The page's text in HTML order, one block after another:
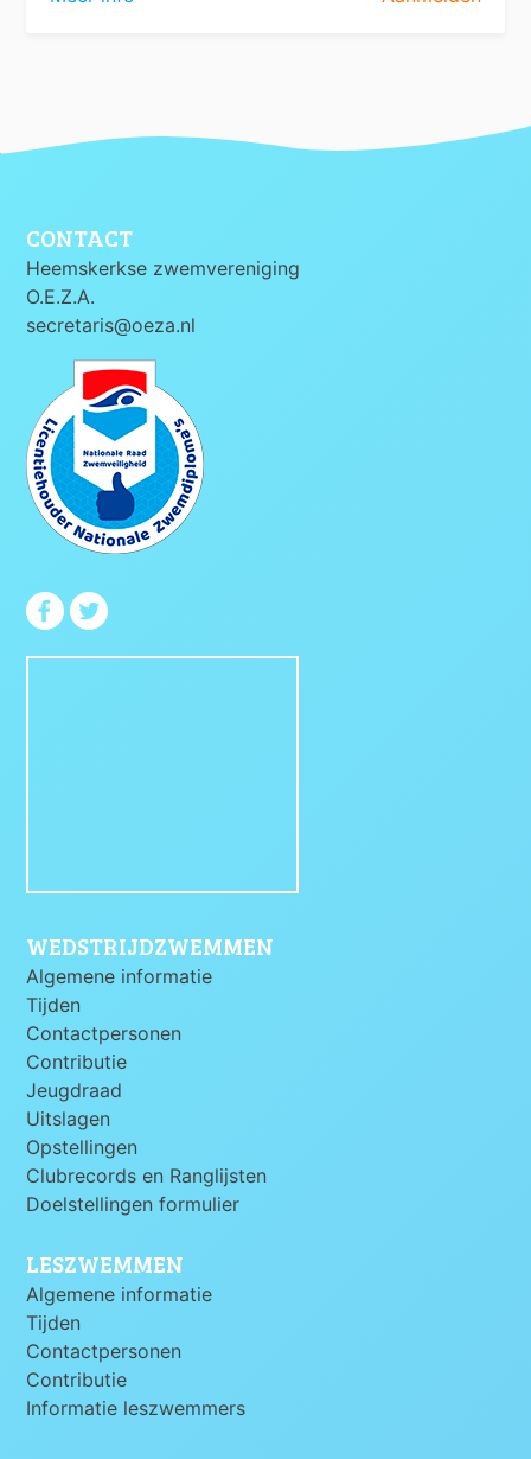
CONTACT
Heemskerkse zwemvereniging
O.E.Z.A.
secretaris@oeza.nl
WEDSTRIJDZWEMMEN
Algemene informatie
Tijden
Contactpersonen
Contributie
Jeugdraad
Uitslagen
Opstellingen
Clubrecords en Ranglijsten
Doelstellingen formulier
LESZWEMMEN
Algemene informatie
Tijden
Contactpersonen
Contributie
Informatie leszwemmers